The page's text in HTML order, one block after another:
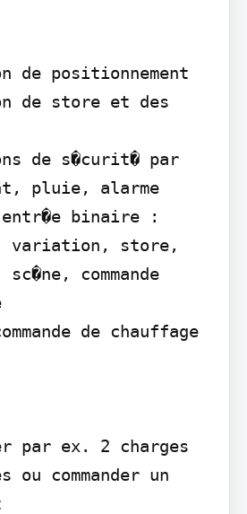
de positionnement
de store et des
de s�curit� par
pluie, alarme
binaire :
variation, store,
commande
de chauffage
par ex. 2 charges
ou commander un